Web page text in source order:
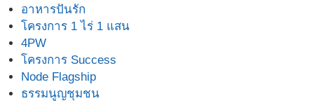
อาหารปันรัก
โครงการ 1 ไร่ 1 แสน
4PW
โครงการ Success
Node Flagship
ธรรมนูญชุมชน